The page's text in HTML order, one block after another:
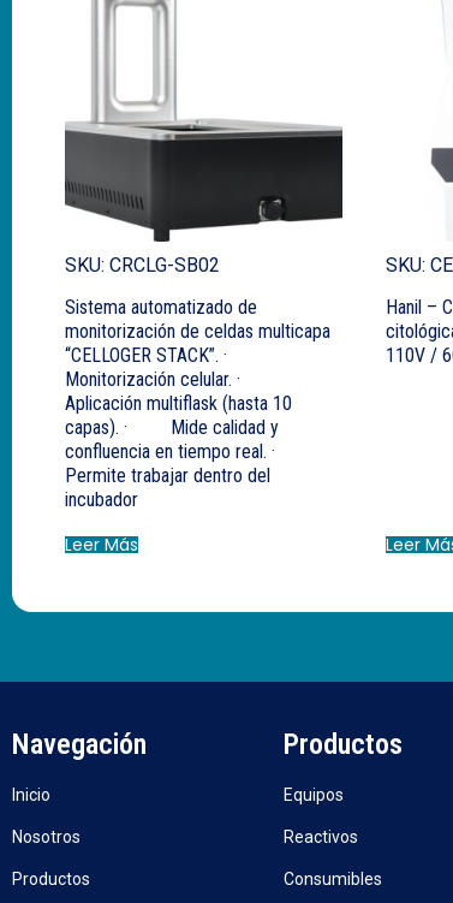
SKU: CRCLG-SB02
Sistema automatizado de
monitorización de celdas multicapa
“CELLOGER STACK”. ·
Monitorización celular. ·
Aplicación multiflask (hasta 10
capas). · Mide calidad y
confluencia en tiempo real. ·
Permite trabajar dentro del
incubador
Leer Más
SKU:
Hanil –
110V /
Leer
Navegación
Inicio
Nosotros
Productos
Productos
Equipos
Reactivos
Consumibles